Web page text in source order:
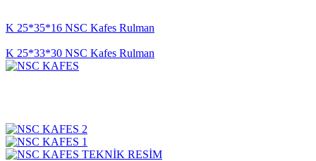
K 25*35*16 NSC Kafes Rulman
K 25*33*30 NSC Kafes Rulman